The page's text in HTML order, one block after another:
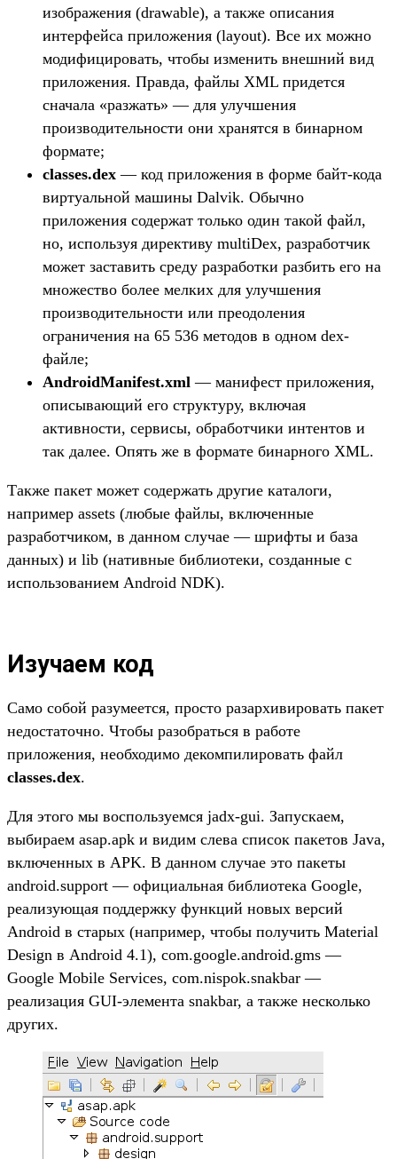
изображения (drawable), а также описания
интерфейса приложения (layout). Все их можно
модифицировать, чтобы изменить внешний вид
приложения. Правда, файлы XML придется
сначала «разжать» — для улучшения
производительности они хранятся в бинарном
формате;
classes.dex — код приложения в форме байт-кода
виртуальной машины Dalvik. Обычно
приложения содержат только один такой файл,
но, используя директиву multiDex, разработчик
может заставить среду разработки разбить его на
множество более мелких для улучшения
производительности или преодоления
ограничения на 65 536 методов в одном dex-
файле;
AndroidManifest.xml — манифест приложения,
описывающий его структуру, включая
активности, сервисы, обработчики интентов и
так далее. Опять же в формате бинарного XML.
Также пакет может содержать другие каталоги,
например assets (любые файлы, включенные
разработчиком, в данном случае — шрифты и база
данных) и lib (нативные библиотеки, созданные с
использованием Android NDK).
Изучаем код
Само собой разумеется, просто разархивировать пакет
недостаточно. Чтобы разобраться в работе
приложения, необходимо декомпилировать файл
classes.dex.
Для этого мы воспользуемся jadx-gui. Запускаем,
выбираем asap.apk и видим слева список пакетов Java,
включенных в APK. В данном случае это пакеты
android.support — официальная библиотека Google,
реализующая поддержку функций новых версий
Android в старых (например, чтобы получить Material
Design в Android 4.1), com.google.android.gms —
Google Mobile Services, com.nispok.snakbar —
реализация GUI-элемента snakbar, а также несколько
других.